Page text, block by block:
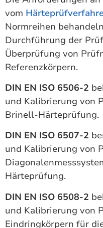
vom
Normreihen
Durchführung der
Überprüfung von
Referenzkörpern.
DIN EN ISO 6506-2
und Kalibrierung von
Brinell-Härteprüfung.
DIN EN ISO 6507-2
und Kalibrierung von
Härteprüfung.
DIN EN ISO 6508-2
und Kalibrierung von
Eindringkörpern für